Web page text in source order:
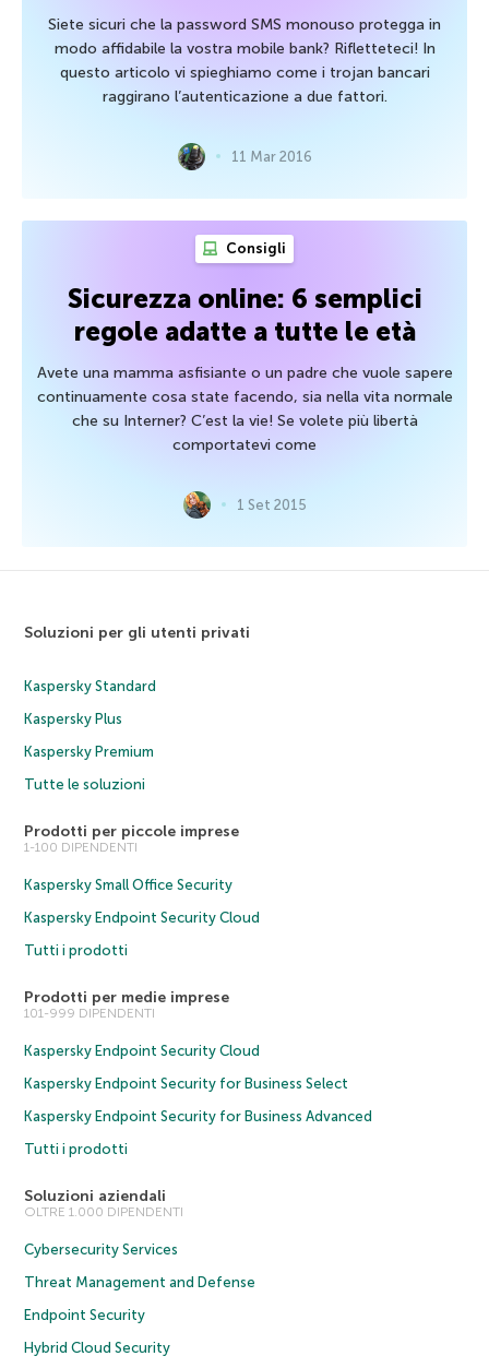
Siete sicuri che la password SMS monouso protegga in
modo affidabile la vostra mobile bank? Rifletteteci! In
questo articolo vi spieghiamo come i trojan bancari
raggirano l’autenticazione a due fattori.
11 Mar 2016
Consigli
Sicurezza online: 6 semplici
regole adatte a tutte le età
Avete una mamma asfisiante o un padre che vuole sapere
continuamente cosa state facendo, sia nella vita normale
che su Interner? C’est la vie! Se volete più libertà
comportatevi come
1 Set 2015
Soluzioni per gli utenti privati
Kaspersky Standard
Kaspersky Plus
Kaspersky Premium
Tutte le soluzioni
Prodotti per piccole imprese
1-100 DIPENDENTI
Kaspersky Small Office Security
Kaspersky Endpoint Security Cloud
Tutti i prodotti
Prodotti per medie imprese
101-999 DIPENDENTI
Kaspersky Endpoint Security Cloud
Kaspersky Endpoint Security for Business Select
Kaspersky Endpoint Security for Business Advanced
Tutti i prodotti
Soluzioni aziendali
OLTRE 1.000 DIPENDENTI
Cybersecurity Services
Threat Management and Defense
Endpoint Security
Hybrid Cloud Security